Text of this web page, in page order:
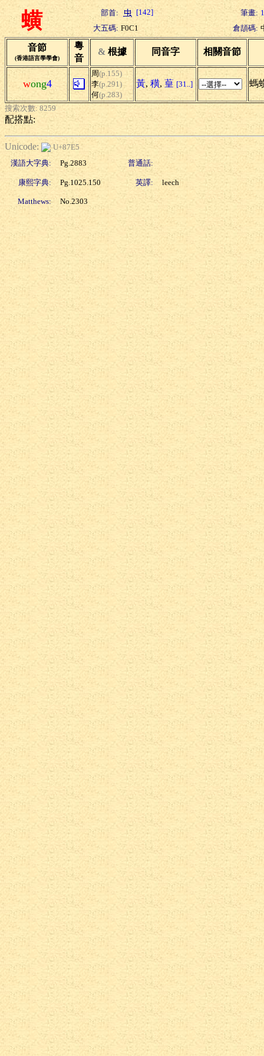
蟥 部首: [142] 筆畫:
大五碼: F0C1 倉頡碼:
音節
(香港語言學學會)
粵
音
& 根據 同音字 相關音節
wong4
周(p.155)
李(p.291)
何(p.283)
黃, 穔, 葟 [31..] 螞
搜索次數: 8259
配搭點:
Unicode:
U+87E5
漢語大字典:
Pg.2883 普通話:
康熙字典: Pg.1025.150 英譯: leech
Matthews: No.2303